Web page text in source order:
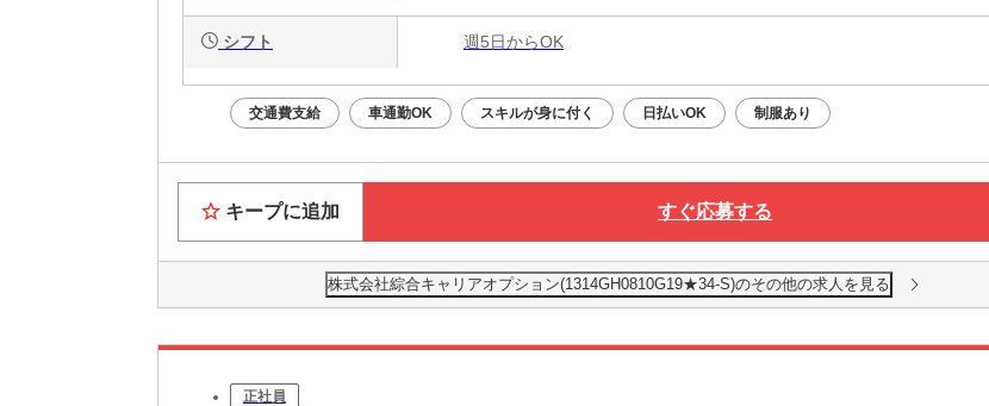
シフト 週5日からOK
交通費支給 車通勤OK スキルが身に付く 日払いOK 制服あり
キープに追加 すぐ応募する
株式会社綜合キャリアオプション(1314GH0810G19★34-S)のその他の求人を見る
正社員